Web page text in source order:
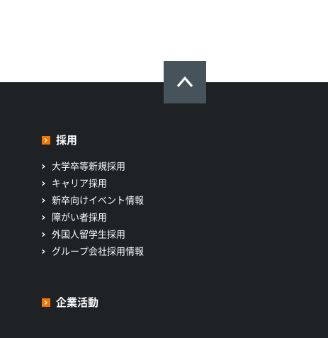
採用
大学卒等新規採用
キャリア採用
新卒向けイベント情報
障がい者採用
外国人留学生採用
グループ会社採用情報
企業活動